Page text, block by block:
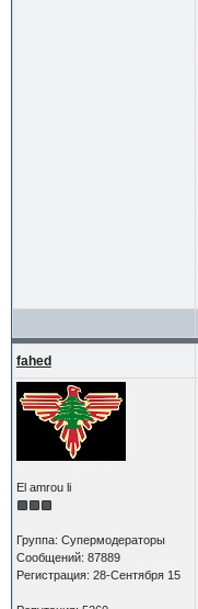
fahed
El amrou li
Группа: Супермодераторы
Сообщений: 87889
Регистрация: 28-Сентября 15